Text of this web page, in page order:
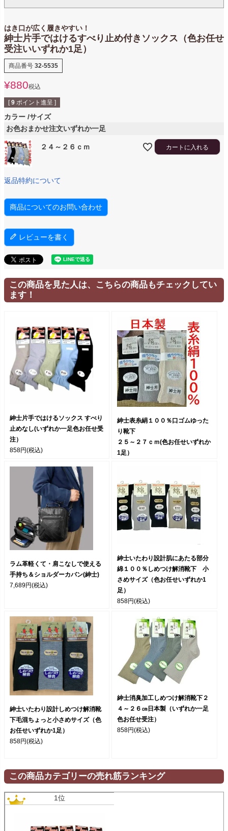
はき口が広く履きやすい！
紳士片手ではけるすべり止め付きソックス（色お任せ
受注いいずれか1足）
商品番号 32-5535
¥880税込
[ 9 ポイント進呈 ]
カラー サイズ
お色おまかせ注文いずれか一足
２４～２６ｃｍ カートに入れる
返品特約について
商品についてのお問い合わせ
レビューを書く
この商品を見た人は、こちらの商品もチェックしてい
ます！
紳士片手ではけるソックス すべり
止めなし(いずれか一足色お任せ受
注）
858円(税込)
紳士表糸絹１００％口ゴムゆった
り靴下
２５～２７ｃｍ(色お任せいずれか
1足）
ラム革軽くて・肩こなしで使える
手持ち＆ショルダーカバン(紳士)
7,689円(税込)
紳士いたわり設計肌にあたる部分
綿１００％しめつけ解消靴下 小
さめサイズ（色お任せいずれか1
足）
858円(税込)
紳士いたわり設計しめつけ解消靴
下毛混ちょっと小さめサイズ（色
お任せいずれか1足）
858円(税込)
紳士消臭加工しめつけ解消靴下２
４～２６㎝日本製（いずれか一足
色お任せ受注）
858円(税込)
この商品カテゴリーの売れ筋ランキング
1位